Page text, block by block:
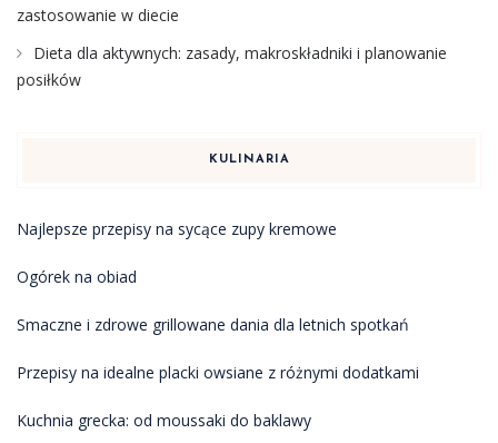
zastosowanie w diecie
Dieta dla aktywnych: zasady, makroskładniki i planowanie
posiłków
KULINARIA
Najlepsze przepisy na sycące zupy kremowe
Ogórek na obiad
Smaczne i zdrowe grillowane dania dla letnich spotkań
Przepisy na idealne placki owsiane z różnymi dodatkami
Kuchnia grecka: od moussaki do baklawy